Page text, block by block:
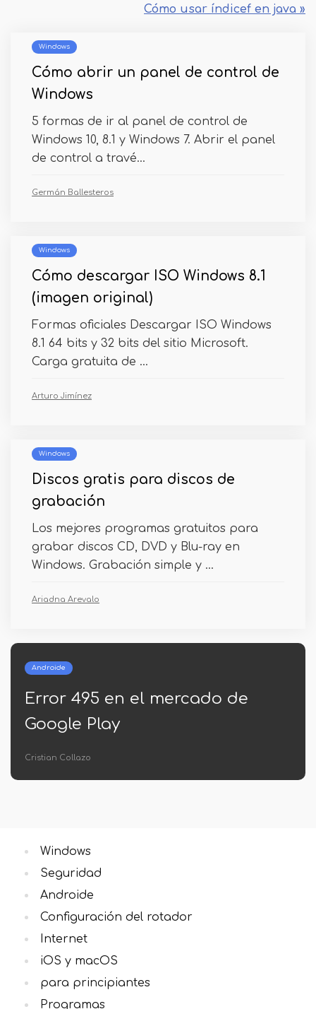
Cómo usar índicef en java »
Windows
Cómo abrir un panel de control de
Windows
5 formas de ir al panel de control de
Windows 10, 8.1 y Windows 7. Abrir el panel
de control a travé...
Germán Ballesteros
Windows
Cómo descargar ISO Windows 8.1
(imagen original)
Formas oficiales Descargar ISO Windows
8.1 64 bits y 32 bits del sitio Microsoft.
Carga gratuita de ...
Arturo Jimínez
Windows
Discos gratis para discos de
grabación
Los mejores programas gratuitos para
grabar discos CD, DVD y Blu-ray en
Windows. Grabación simple y ...
Ariadna Arevalo
Cómo iniciar una línea de
comando en nombre del
administrador
Windows
Seguridad
Androide
Configuración del rotador
Internet
iOS y macOS
para principiantes
Programas